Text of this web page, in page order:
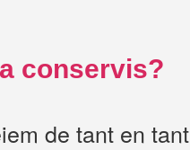
conservis?
de tant en tant